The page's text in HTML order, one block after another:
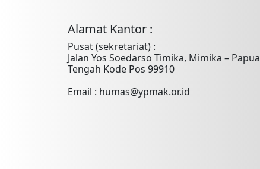
Alamat Kantor :
Pusat (sekretariat) :
Jalan Yos Soedarso Timika, Mimika – Papua
Tengah Kode Pos 99910
Email : humas@ypmak.or.id